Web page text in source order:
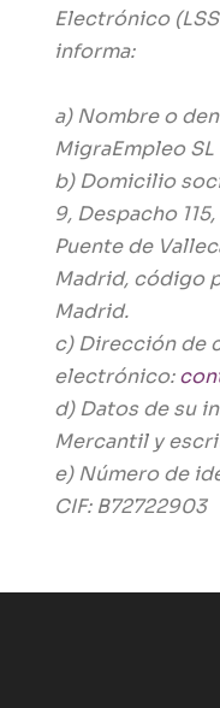
Electrónico
informa:
a) Nombre o
MigraEmpleo SL
b) Domicilio
9, Despacho
Puente de
Madrid, código
Madrid.
c) Dirección de
electrónico:
d) Datos de su
Mercantil y
e) Número de
CIF:B72722903